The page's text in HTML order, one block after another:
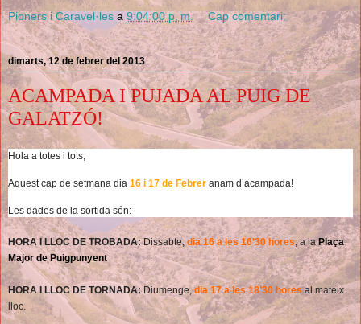
Pioners i Caravel·les a 9:04:00 p. m. Cap comentari:
dimarts, 12 de febrer del 2013
ACAMPADA I PUJADA AL PUIG DE
GALATZÓ!
Hola a totes i tots,
Aquest cap de setmana dia 16 i 17 de Febrer anam d’acampada!
Les dades de la sortida són:
HORA I LLOC DE TROBADA: Dissabte, dia 16 a les 16’30 hores, a laPlaça
Major de Puigpunyent
HORA I LLOC DE TORNADA: Diumenge, dia 17 a les 18’30 hores al mateix
lloc.